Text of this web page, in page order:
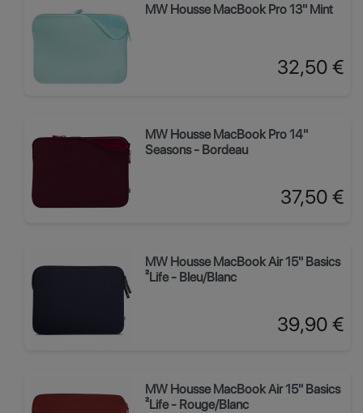
MW Housse MacBook Pro 13" Mint
Prix
32,50 €
MW Housse MacBook Pro 14"
Seasons - Bordeau
Prix
37,50 €
MW Housse MacBook Air 15" Basics
²Life - Bleu/Blanc
Prix
39,90 €
MW Housse MacBook Air 15" Basics
²Life - Rouge/Blanc